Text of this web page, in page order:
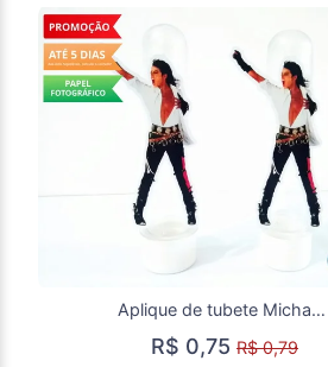
Aplique de tubete Michael Jackson
R$ 0,75 R$ 0,79